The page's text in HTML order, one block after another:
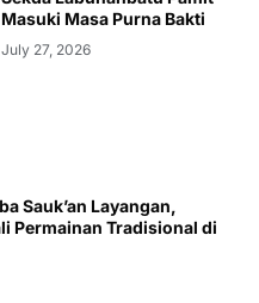
Masuki Masa Purna Bakti
July 27, 2026
Sauk’an Layangan,
Permainan Tradisional di